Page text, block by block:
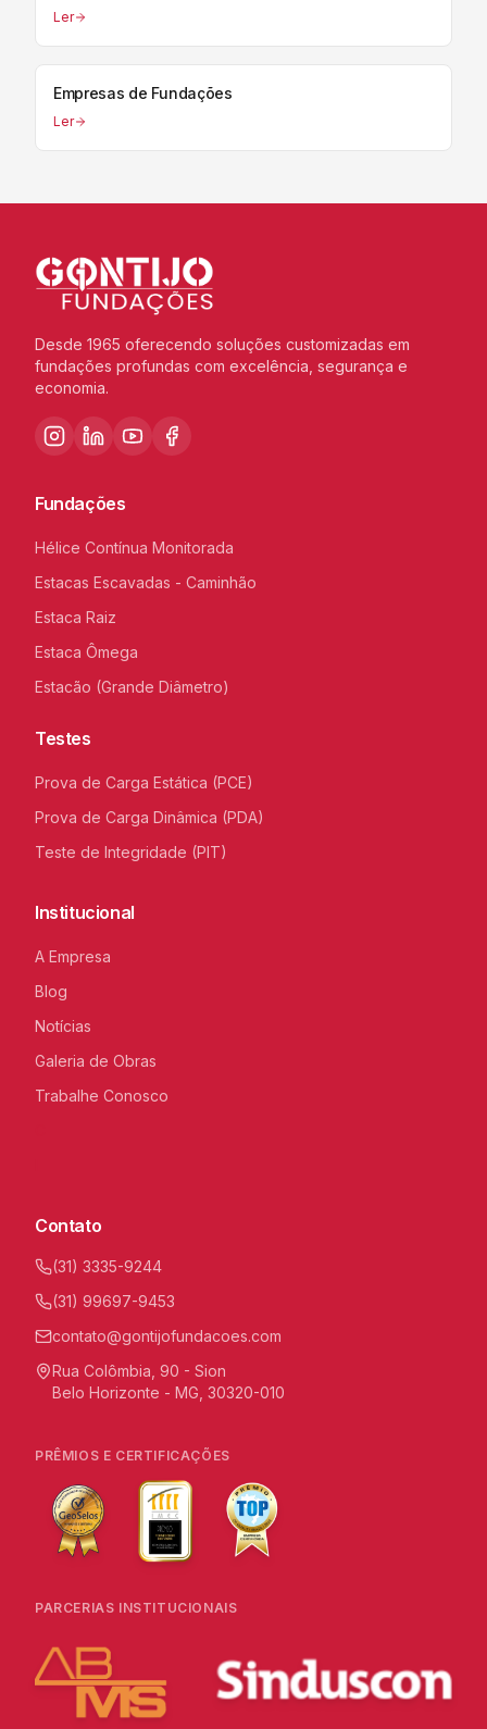
Ler
Empresas de Fundações
Ler
Desde 1965 oferecendo soluções customizadas em
fundações profundas com excelência, segurança e
economia.
Fundações
Hélice Contínua Monitorada
Estacas Escavadas - Caminhão
Estaca Raiz
Estaca Ômega
Estacão (Grande Diâmetro)
Testes
Prova de Carga Estática (PCE)
Prova de Carga Dinâmica (PDA)
Teste de Integridade (PIT)
Institucional
A Empresa
Blog
Notícias
Galeria de Obras
Trabalhe Conosco
Contato
(31) 3335-9244
(31) 99697-9453
contato@gontijofundacoes.com
Rua Colômbia, 90 - Sion
Belo Horizonte - MG, 30320-010
PRÊMIOS E CERTIFICAÇÕES
PARCERIAS INSTITUCIONAIS